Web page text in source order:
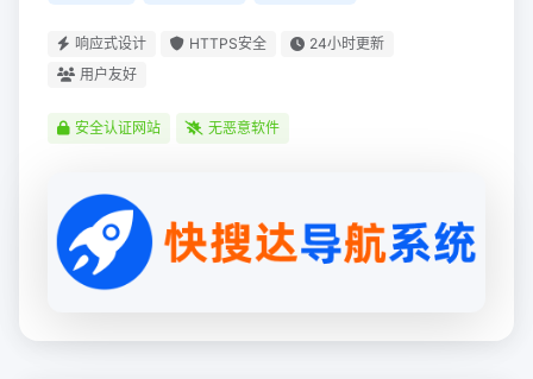
响应式设计 HTTPS安全
24小时更新
用户友好
安全认证网站 无恶意软件